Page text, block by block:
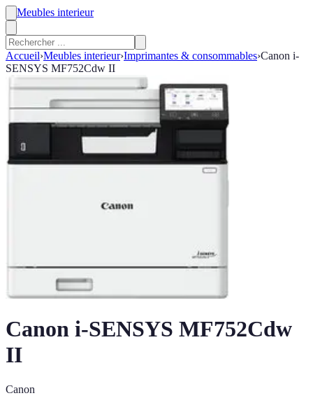
Meubles interieur
Accueil›Meubles interieur›Imprimantes & consommables›Canon i-
SENSYS MF752Cdw II
Canon i-SENSYS MF752Cdw
II
Canon